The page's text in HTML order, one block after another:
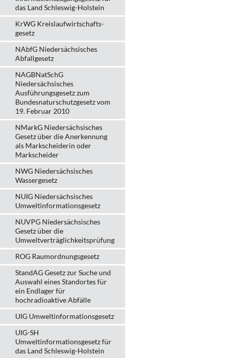
das Land Schleswig-Holstein
KrWG Kreislaufwirtschafts­
gesetz
NAbfG Niedersächsisches
Abfallgesetz
NAGBNatSchG
Niedersächsisches
Ausführungsgesetz zum
Bundesnaturschutzgesetz vom
19. Februar 2010
NMarkG Niedersächsisches
Gesetz über die Anerkennung
als Markscheiderin oder
Markscheider
NWG Niedersächsisches
Wassergesetz
NUIG Niedersächsisches
Umweltinformationsgesetz
NUVPG Niedersächsisches
Gesetz über die
Umweltverträglichkeitsprüfung
ROG Raumordnungsgesetz
StandAG Gesetz zur Suche und
Auswahl eines Standortes für
ein Endlager für
hochradioaktive Abfälle
UIG Umweltinformationsgesetz
UIG-SH
Umweltinformationsgesetz für
das Land Schleswig-Holstein